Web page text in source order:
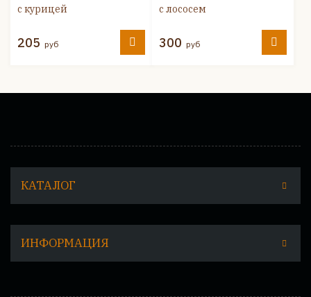
с курицей
205 руб
с лососем
300 руб
КАТАЛОГ
ИНФОРМАЦИЯ